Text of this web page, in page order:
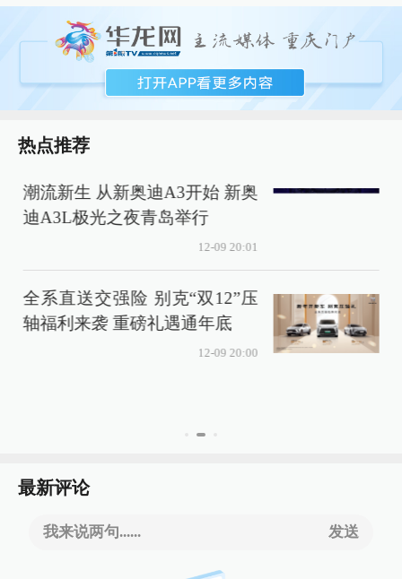
热点推荐
潮流新生 从新奥迪A3开始 新奥
迪A3L极光之夜青岛举行
12-09 20:01
全系直送交强险 别克“双12”压
轴福利来袭 重磅礼遇通年底
12-09 20:00
最新评论
我来说两句...... 发送